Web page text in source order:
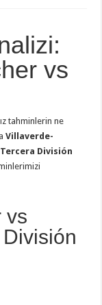
vs
tahminlerin ne
Villaverde-
Tercera División
vs